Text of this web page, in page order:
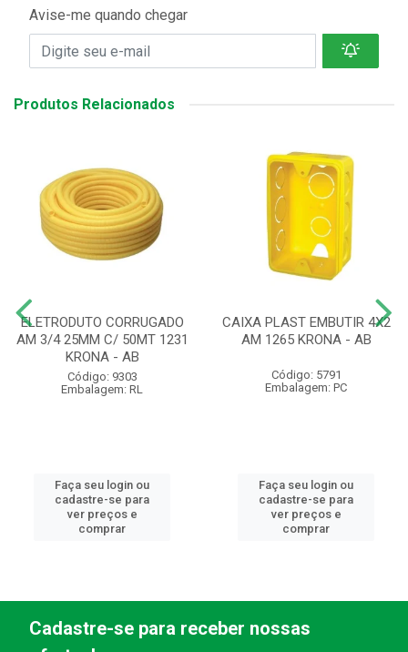
Avise-me quando chegar
Produtos Relacionados
ELETRODUTO CORRUGADO
AM 3/4 25MM C/ 50MT 1231
KRONA - AB
Código: 9303
Embalagem: RL
Faça seu login ou
cadastre-se para
ver preços e
comprar
CAIXA PLAST EMBUTIR 4X2
AM 1265 KRONA - AB
Código: 5791
Embalagem: PC
Faça seu login ou
cadastre-se para
ver preços e
comprar
Cadastre-se para receber nossas